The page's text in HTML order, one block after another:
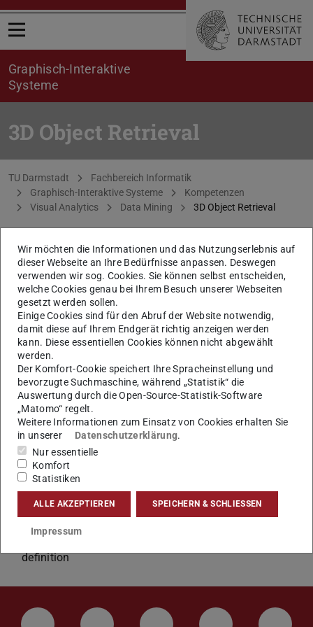
Menü öffnen
Graphisch-Interaktive
Systeme
3D Object Retrieval
Sie befinden sich hier:
TU Darmstadt
Fachbereich Informatik
Graphisch-Interaktive Systeme
Kompetenzen
Visual Analytics
Data Mining 3D Object Retrieval
A 3D object retrieval enables browsing, searching and
retrieving three dimensional digital objects (e.g.:
computer-aided design, molecular biology models, and
cultural heritage 3D scenes, etc.) from a large database
of 3D model data.
GRIS researches novel
3D object descriptors for retrieving most similar
objects from the database
Visual-interactive interfaces for exploring and retrieving
3D objects from databases
Generative models for 3D data
Use of generative models for 3D object retrieval
Sketching and projection methods for 3D query
definition
Wir möchten die Informationen und das Nutzungserlebnis auf
dieser Webseite an Ihre Bedürfnisse anpassen. Deswegen
verwenden wir sog. Cookies. Sie können selbst entscheiden,
welche Cookies genau bei Ihrem Besuch unserer Webseiten
gesetzt werden sollen.
Einige Cookies sind für den Abruf der Website notwendig,
damit diese auf Ihrem Endgerät richtig anzeigen werden
kann. Diese essentiellen Cookies können nicht abgewählt
werden.
Der Komfort-Cookie speichert Ihre Spracheinstellung und
bevorzugte Suchmaschine, während „Statistik“ die
Auswertung durch die Open-Source-Statistik-Software
„Matomo“ regelt.
Weitere Informationen zum Einsatz von Cookies erhalten Sie
in unserer
Datenschutzerklärung.
Nur essentielle
Komfort
Statistiken
ALLE AKZEPTIEREN SPEICHERN & SCHLIESSEN
Impressum